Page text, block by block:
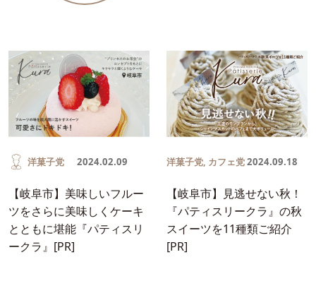
洋菓子党 2024.02.09
【岐阜市】美味しいフルー
ツをさらに美味しくケーキ
とともに堪能『パティスリ
ークラ』[PR]
洋菓子党, カフェ党2024.09.18
【岐阜市】見逃せない秋！
『パティスリークラ』の秋
スイーツを11種類ご紹介
[PR]